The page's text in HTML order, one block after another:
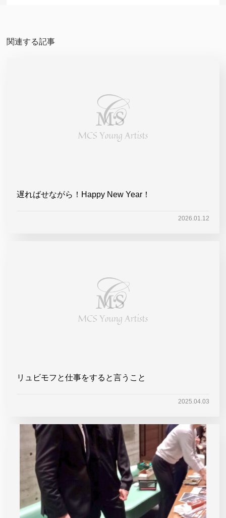
関連する記事
遅ればせながら！Happy New Year！
2026.01.12
リュビモフと仕事をすると言うこと
2025.04.03